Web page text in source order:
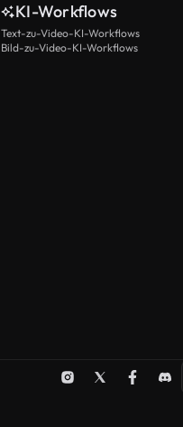
KI-Workflows
Text-zu-Video-KI-Workflows
Bild-zu-Video-KI-Workflows